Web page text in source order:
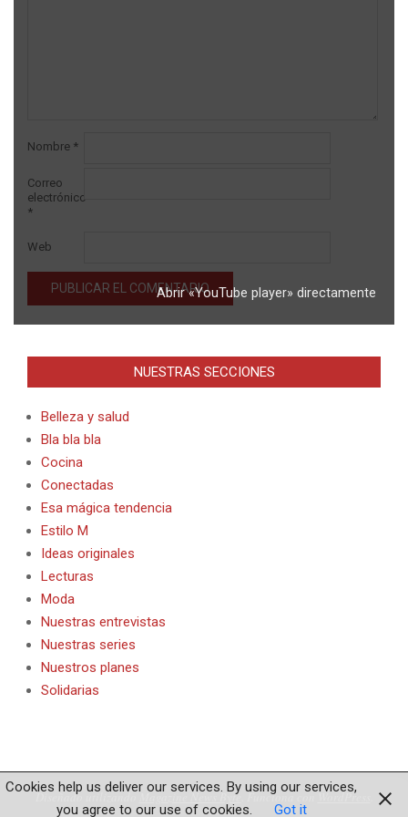
Abrir «YouTube player» directamente
Nombre *
Correo
electrónico
*
Web
Alternative:
NUESTRAS SECCIONES
Belleza y salud
Bla bla bla
Cocina
Conectadas
Esa mágica tendencia
Estilo M
Ideas originales
Lecturas
Moda
Nuestras entrevistas
Nuestras series
Nuestros planes
Solidarias
Diseñado utilizandoMagazine News Byte . Funciona conWordPress
Cookies help us deliver our services. By using our services,
you agree to our use of cookies.
Got it